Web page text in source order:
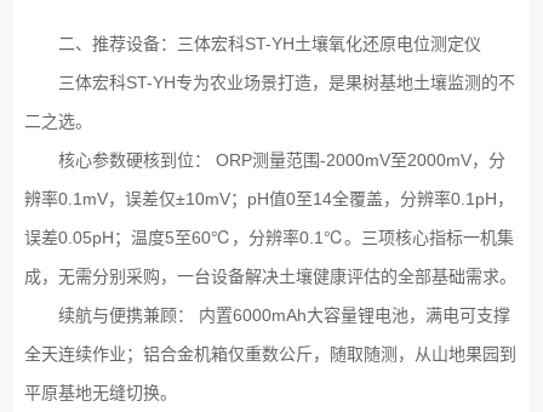
二、推荐设备：三体宏科ST-YH土壤氧化还原电位测定仪
三体宏科ST-YH专为农业场景打造，是果树基地土壤监测的不
二之选。
核心参数硬核到位： ORP测量范围-2000mV至2000mV，分
辨率0.1mV，误差仅±10mV；pH值0至14全覆盖，分辨率0.1pH，
误差0.05pH；温度5至60℃，分辨率0.1℃。三项核心指标一机集
成，无需分别采购，一台设备解决土壤健康评估的全部基础需求。
续航与便携兼顾： 内置6000mAh大容量锂电池，满电可支撑
全天连续作业；铝合金机箱仅重数公斤，随取随测，从山地果园到
平原基地无缝切换。